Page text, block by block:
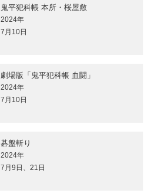
鬼平犯科帳 本所・桜屋敷
2024年
7月10日
劇場版「鬼平犯科帳 血闘」
2024年
7月10日
碁盤斬り
2024年
7月9日、21日